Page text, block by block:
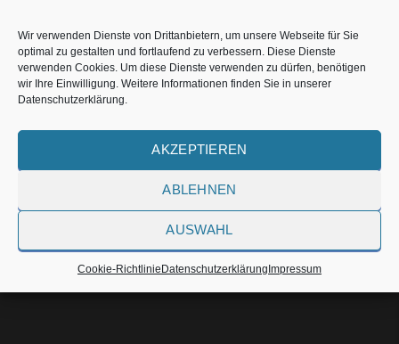
Wir verwenden Dienste von Drittanbietern, um unsere Webseite für Sie
optimal zu gestalten und fortlaufend zu verbessern. Diese Dienste
verwenden Cookies. Um diese Dienste verwenden zu dürfen, benötigen
wir Ihre Einwilligung. Weitere Informationen finden Sie in unserer
Datenschutzerklärung.
AKZEPTIEREN
ABLEHNEN
AUSWAHL
Cookie-RichtlinieDatenschutzerklärungImpressum
SCHNELLWECHSEL AUFNAHMEN MULTIFIX